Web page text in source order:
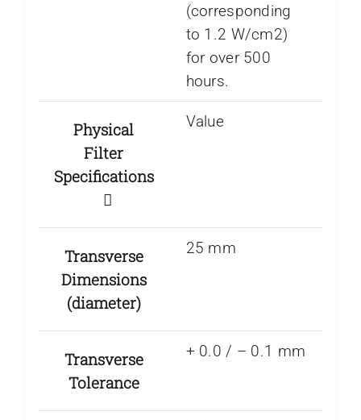
(corresponding
to 1.2 W/cm2)
for over 500
hours.
Physical
Filter
Specifications
Value
Transverse
Dimensions
(diameter)
25 mm
Transverse
Tolerance
+ 0.0 / – 0.1 mm